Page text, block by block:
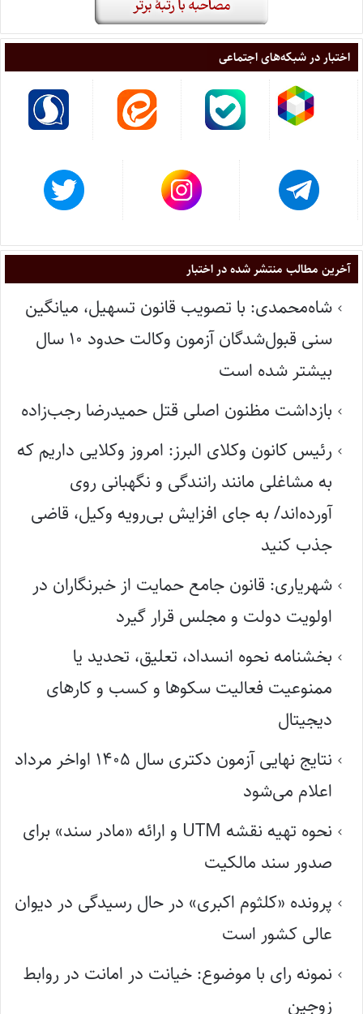
اختبار در شبکه‌های اجتماعی
آخرین مطالب منتشر شده در اختبار
شاه‌محمدی: با تصویب قانون تسهیل، میانگین
سنی قبول‌شدگان آزمون وکالت حدود ۱۰ سال
بیشتر شده است
بازداشت مظنون اصلی قتل حمیدرضا رجب‌زاده
رئیس کانون وکلای البرز: امروز وکلایی داریم که
به مشاغلی مانند رانندگی و نگهبانی روی
آورده‌اند/ به جای افزایش بی‌رویه وکیل، قاضی
جذب کنید
شهریاری: قانون جامع حمایت از خبرنگاران در
اولویت دولت و مجلس قرار گیرد
بخشنامه نحوه انسداد، تعلیق، تحدید یا
ممنوعیت فعالیت سکوها و کسب و کارهای
دیجیتال
نتایج نهایی آزمون دکتری سال ۱۴۰۵ اواخر مرداد
اعلام می‌شود
نحوه تهیه نقشه UTM و ارائه «مادر سند» برای
صدور سند مالکیت
پرونده «کلثوم اکبری» در حال رسیدگی در دیوان
عالی کشور است
نمونه رای با موضوع: خیانت در امانت در روابط
زوجین